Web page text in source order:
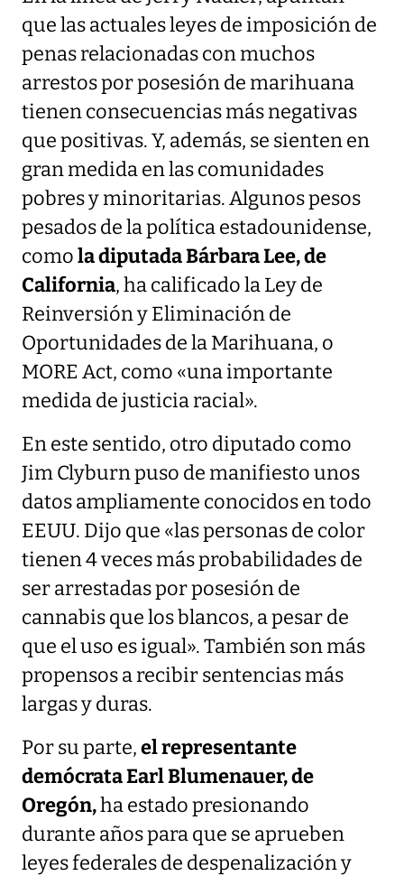
que las actuales leyes de imposición de
penas relacionadas con muchos
arrestos por posesión de marihuana
tienen consecuencias más negativas
que positivas. Y, además, se sienten en
gran medida en las comunidades
pobres y minoritarias. Algunos pesos
pesados de la política estadounidense,
comola diputada Bárbara Lee, de
California, ha calificado la Ley de
Reinversión y Eliminación de
Oportunidades de la Marihuana, o
MORE Act, como «una importante
medida de justicia racial».
En este sentido, otro diputado como
Jim Clyburn puso de manifiesto unos
datos ampliamente conocidos en todo
EEUU. Dijo que «las personas de color
tienen 4 veces más probabilidades de
ser arrestadas por posesión de
cannabis que los blancos, a pesar de
que el uso es igual». También son más
propensos a recibir sentencias más
largas y duras.
Por su parte,el representante
demócrata Earl Blumenauer, de
Oregón,ha estado presionando
durante años para que se aprueben
leyes federales de despenalización y